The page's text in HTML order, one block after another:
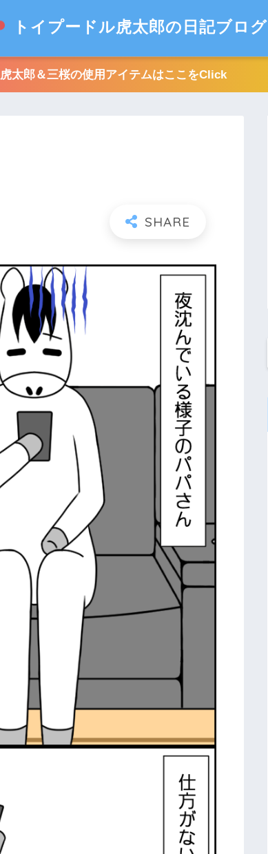
トイプードル虎太郎の日記ブログ
虎太郎＆三桜の使用アイテムはここをClick